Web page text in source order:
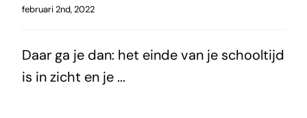
februari 2nd, 2022
Daar ga je dan: het einde van je schooltijd
is in zicht en je ...